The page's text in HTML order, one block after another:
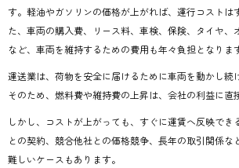
す。軽油やガソリンの価格が上がれば、運行コストは
た、車両の購入費、リース料、車検、保険、タイヤ、
など、車両を維持するための費用も年々負担となりま
運送業は、荷物を安全に届けるために車両を動かし続
そのため、燃料費や維持費の上昇は、会社の利益に直
しかし、コストが上がっても、すぐに運賃へ反映でき
との契約、競合他社との価格競争、長年の取引関係な
難しいケースもあります。